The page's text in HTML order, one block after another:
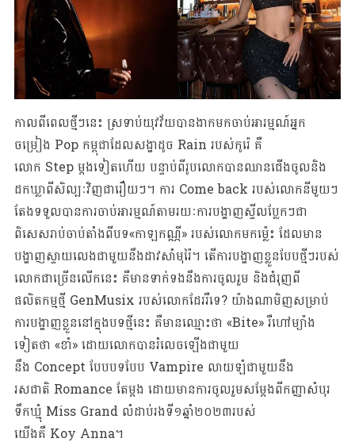
កាលពីពេលថ្មីៗនេះ ស្រទាប់យុវវ័យបានងាកមកចាប់អារម្មណ៍អ្នក
ចម្រៀង Pop កម្ពុជាដែលសង្ហាដូច Rain របស់កូរ៉េ គឺ
លោក Step ម្តងទៀតហើយ បន្ទាប់ពីរូបលោកបានឈានជើងចូលនិង
ដកឃ្លាពីសិល្បៈវិញជារឿយៗ។ ការ Come back របស់លោកនីមួយៗ
តែងទទួលបានការចាប់អារម្មណ៍តាមរយៈការបង្ហាញស្ទីលប្លែកៗជា
ពិសេសរាប់ចាប់តាំងពីបទ«កាឡកណ្ណី» របស់លោកមកម្ល៉េះ ដែលមាន
បង្ហាញស្ទាយលេងជាមួយនឹងដាវសាំមុរ៉ៃ។ តើការបង្ហាញខ្លួនបែបថ្មីៗរបស់
លោកជាច្រើនលើកនេះ គឺមានទាក់ទងនឹងការចូលរួម និងជំរុញពី
ផលិតកម្មថ្មី GenMusix របស់លោកដែររឺទេ? យ៉ាងណាមិញសម្រាប់
ការបង្ហាញខ្លួននៅក្នុងបទថ្មីនេះ គឺមានឈ្មោះថា «Bite» រឺហៅម្យ៉ាង
ទៀតថា «ខាំ» ដោយលោកបានរំលេចឡើងជាមួយ
នឹង Concept បែបបទបែប Vampire លាយឡំជាមួយនឹង
រសជាតិ Romance តែម្តង ដោយមានការចូលរួមសម្តែងពីកញ្ញាសំបុរ
ទឹកឃ្មុំ Miss Grand លំដាប់រងទី១ឆ្នាំ២០២៣របស់
យើងគឺ Koy Anna។